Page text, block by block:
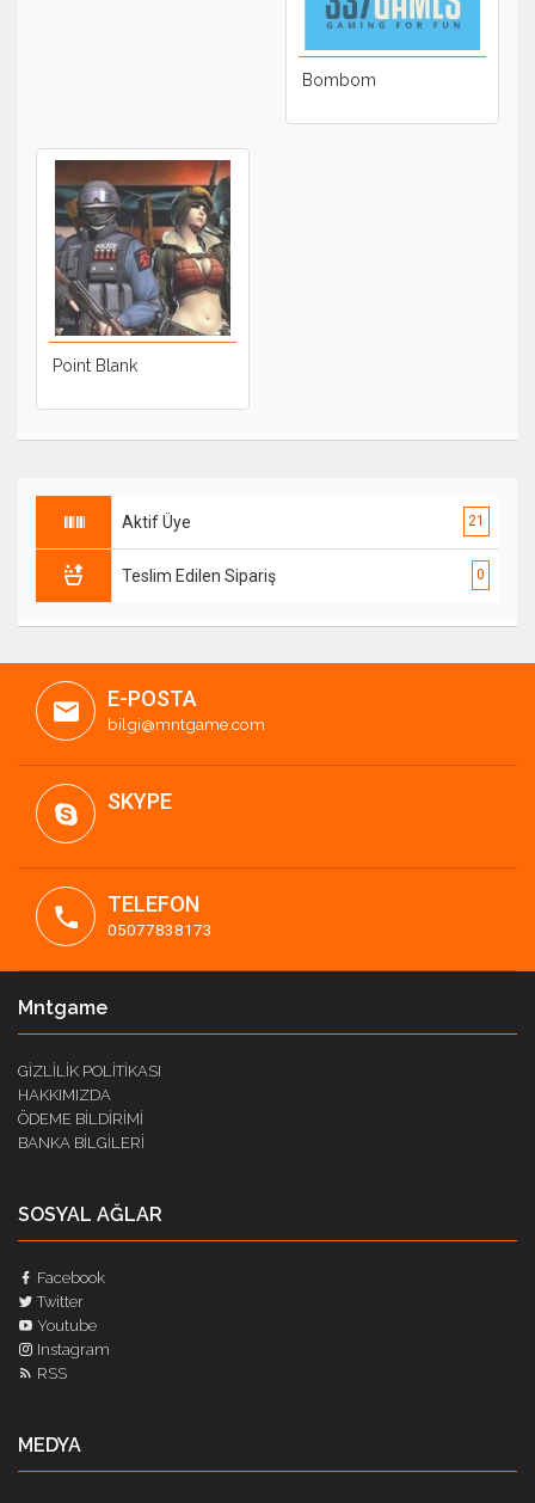
Bombom
Point Blank
Aktif Üye 21
Teslim Edilen Sipariş 0
E-POSTA
bilgi@mntgame.com
SKYPE
TELEFON
05077838173
Mntgame
GİZLİLİK POLİTİKASI
HAKKIMIZDA
ÖDEME BİLDİRİMİ
BANKA BİLGİLERİ
SOSYAL AĞLAR
Facebook
Twitter
Youtube
Instagram
RSS
MEDYA